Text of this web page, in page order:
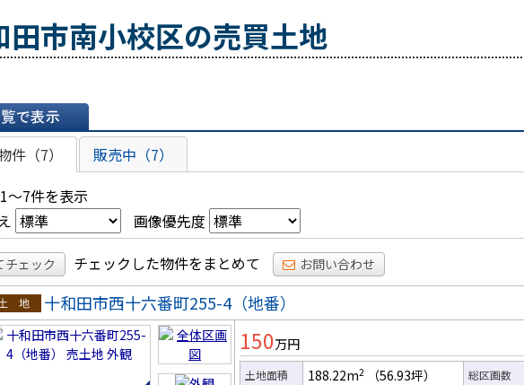
田市南小校区の売買土地
示
件（7）
販売中（7）
～7件を表示
画像優先度
チェック チェックした物件をまとめて お問い合わせ
地
十和田市西十六番町255-4（地番）
150万円
土地面積 188.22m2 （56.93坪）
総区画数